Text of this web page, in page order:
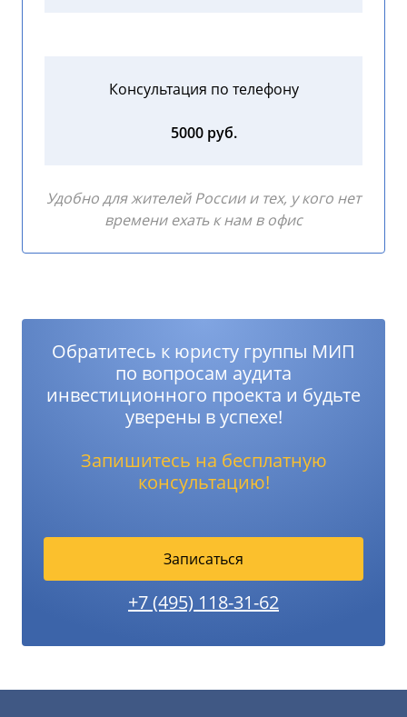
Консультация по телефону
5000 руб.
Удобно для жителей России и тех, у кого нет
времени ехать к нам в офис
Обратитесь к юристу группы МИП
по вопросам аудита
инвестиционного проекта и будьте
уверены в успехе!
Запишитесь на бесплатную
консультацию!
Записаться
+7 (495) 118-31-62